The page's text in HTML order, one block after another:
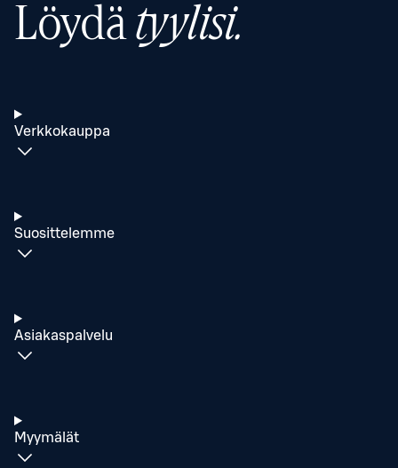
Löydätyylisi.
Verkkokauppa
Suosittelemme
Asiakaspalvelu
Myymälät